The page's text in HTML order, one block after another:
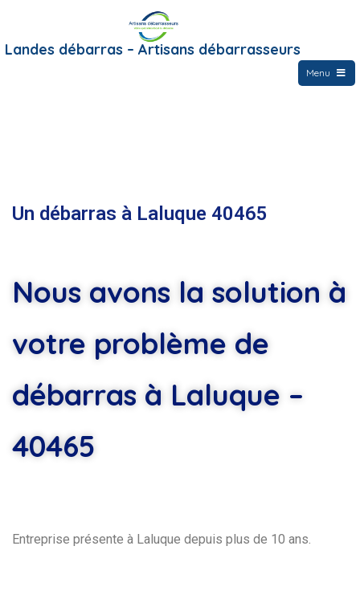
Landes débarras – Artisans débarrasseurs
Menu
Un débarras à Laluque 40465
Nous avons la solution à
votre problème de
débarras à Laluque –
40465
Entreprise présente à Laluque depuis plus de 10 ans.